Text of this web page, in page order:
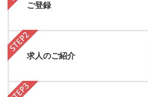
ご登録
求人のご紹介